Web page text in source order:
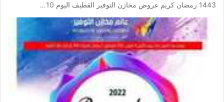
1443 رمضان كريم عروض مخازن التوفير القطيف اليوم 10…